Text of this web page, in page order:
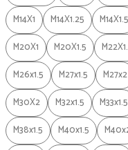
M14X1
M14X1.25 M14X1.5
M20X1
M20X1.5
M26x1.5
M27x1.5 M27x2
M30X2
M32x1.5 M33x1.5
M38x1.5
M40x1.5